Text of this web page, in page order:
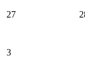
27
3